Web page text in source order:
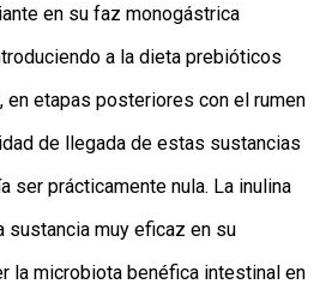
en su faz monogástrica
a la dieta prebióticos
en etapas posteriores con el rumen
de llegada de estas sustancias
ser prácticamente nula. La inulina
sustancia muy eficaz en su
la microbiota benéfica intestinal en